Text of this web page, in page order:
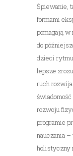
Śpiewanie,
formami
pomagają
do
dzieci
lepsze
ruch
rozwoju
programie
nauczania
holistyczny